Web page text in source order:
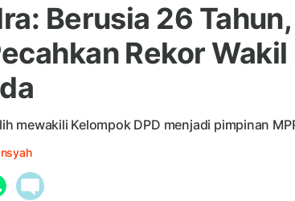
Berusia 26
Rekor Wakil
mewakili Kelompok DPD menjadi pimpinan